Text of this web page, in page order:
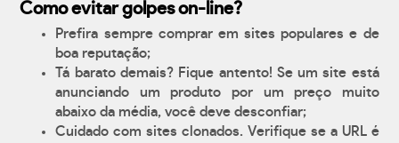
Como evitar golpes on-line?
Prefira sempre comprar em sites populares e de
boa reputação;
Tá barato demais? Fique antento! Se um site está
anunciando um produto por um preço muito
abaixo da média, você deve desconfiar;
Cuidado com sites clonados. Verifique se a URL é